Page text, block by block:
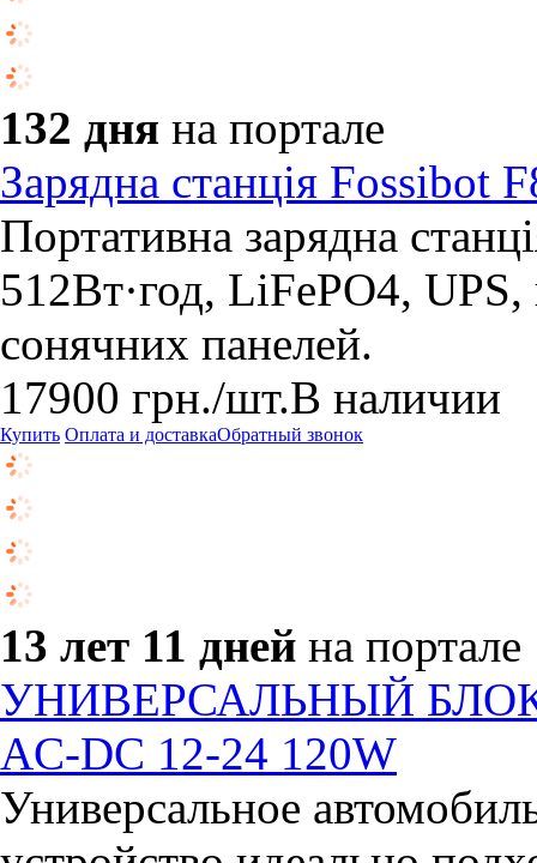
132 дня на портале
Зарядна станція Fossibot
Портативна зарядна
512Вт·год, LiFePO4,
сонячних панелей.
17900 грн./шт.В наличии
Купить Оплата и доставкаОбратный звонок
13 лет 11 дней на портале
УНИВЕРСАЛЬНЫЙ
AC-DC 12-24 120W
Универсальное